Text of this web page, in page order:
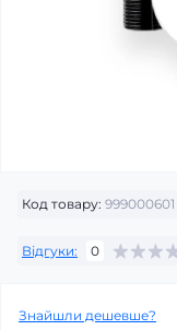
Код товару: 999000601
Відгуки: 0
Знайшли дешевше?